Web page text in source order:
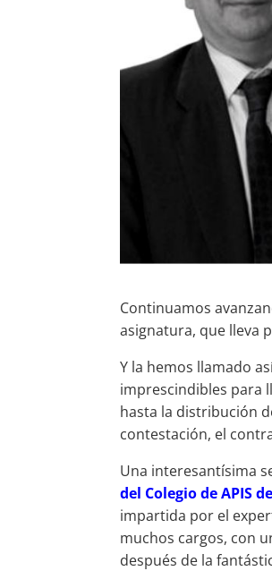
Continuamos
asignatura, que lleva
Y la hemos llamado
imprescindibles para
hasta la distribución
contestación, el
Una interesantísima
del Colegio de APIS
impartida por el
muchos cargos, con
después de la